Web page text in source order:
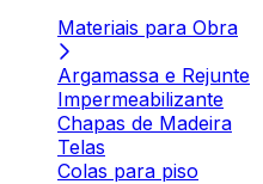
Materiais para Obra
Argamassa e Rejunte
Impermeabilizante
Chapas de Madeira
Telas
Colas para piso